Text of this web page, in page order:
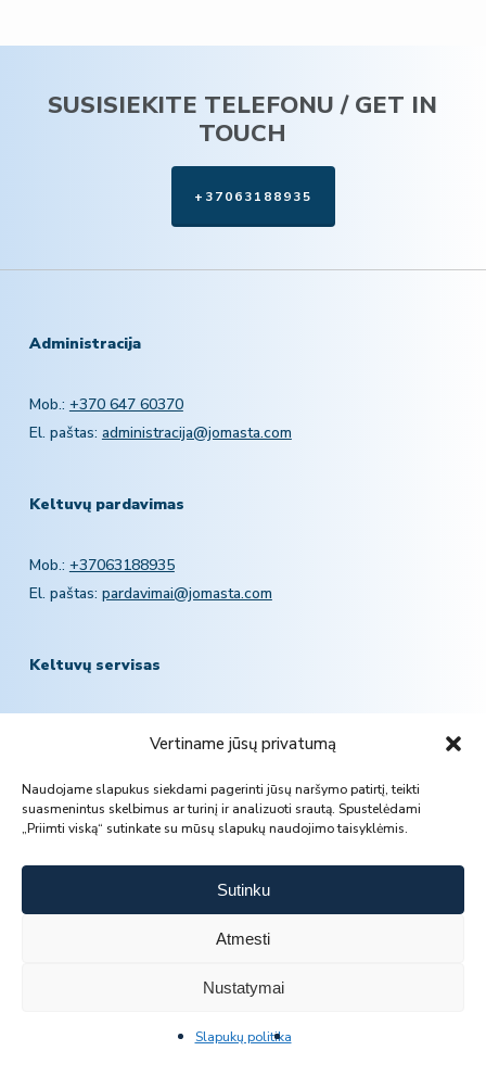
Vertiname jūsų privatumą
Naudojame slapukus siekdami pagerinti jūsų naršymo patirtį, teikti
suasmenintus skelbimus ar turinį ir analizuoti srautą. Spustelėdami
„Priimti viską“ sutinkate su mūsų slapukų naudojimo taisyklėmis.
Sutinku
Atmesti
Nustatymai
Slapukų politika
SUSISIEKITE TELEFONU / GET IN
TOUCH
+37063188935
Administracija
Mob.: +370 647 60370
El. paštas: administracija@jomasta.com
Keltuvų pardavimas
Mob.: +37063188935
El. paštas: pardavimai@jomasta.com
Keltuvų servisas
servisas@jomasta.com